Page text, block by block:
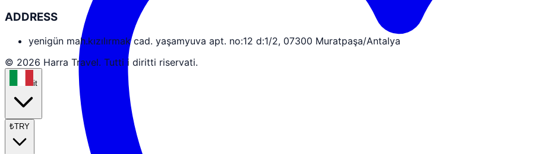
ADDRESS
yenigün mah.kızılırmak cad. yaşamyuva apt. no:12 d:1/2, 07300 Muratpaşa/Antalya
© 2026 Harra Travel. Tutti i diritti riservati.
it
₺TRY